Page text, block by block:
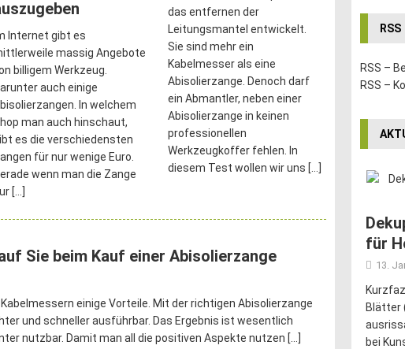
Internet gibt es
massig Angebote
billigem Werkzeug.
auch einige
In welchem
man auch hinschaut,
es die verschiedensten
für nur wenige Euro.
wenn man die Zange
[…]
das entfernen der
Leitungsmantel entwickelt.
Sie sind mehr ein
Kabelmesser als eine
Abisolierzange. Denoch darf
ein Abmantler, neben einer
Abisolierzange in keinen
professionellen
Werkzeugkoffer fehlen. In
diesem Test wollen wir uns […]
Sie beim Kauf einer Abisolierzange
einige Vorteile. Mit der richtigen Abisolierzange
und schneller ausführbar. Das Ergebnis ist wesentlich
nutzbar. Damit man all die positiven Aspekte nutzen […]
RSS
RSS –
RSS –
für
13.
Blätter
bei